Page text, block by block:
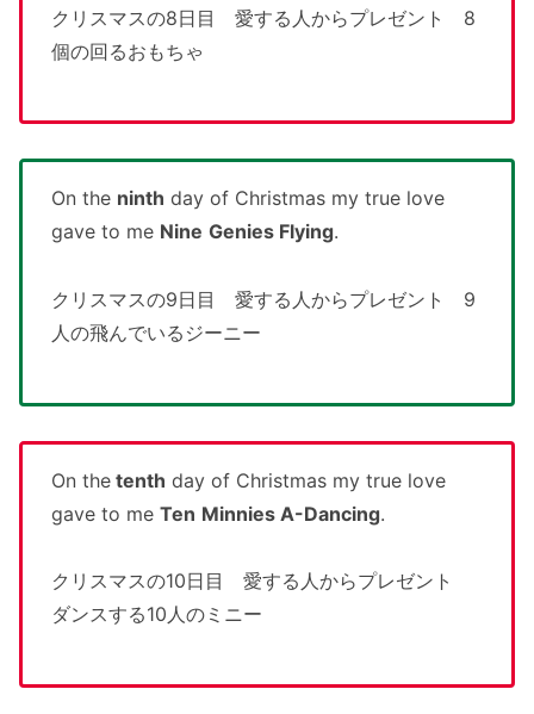
クリスマスの8日目 愛する人からプレゼント 8
個の回るおもちゃ
On the ninth day of Christmas my true love
gave to me Nine Genies Flying.
クリスマスの9日目 愛する人からプレゼント 9
人の飛んでいるジーニー
On the tenth day of Christmas my true love
gave to me Ten Minnies A-Dancing.
クリスマスの10日目 愛する人からプレゼント
ダンスする10人のミニー